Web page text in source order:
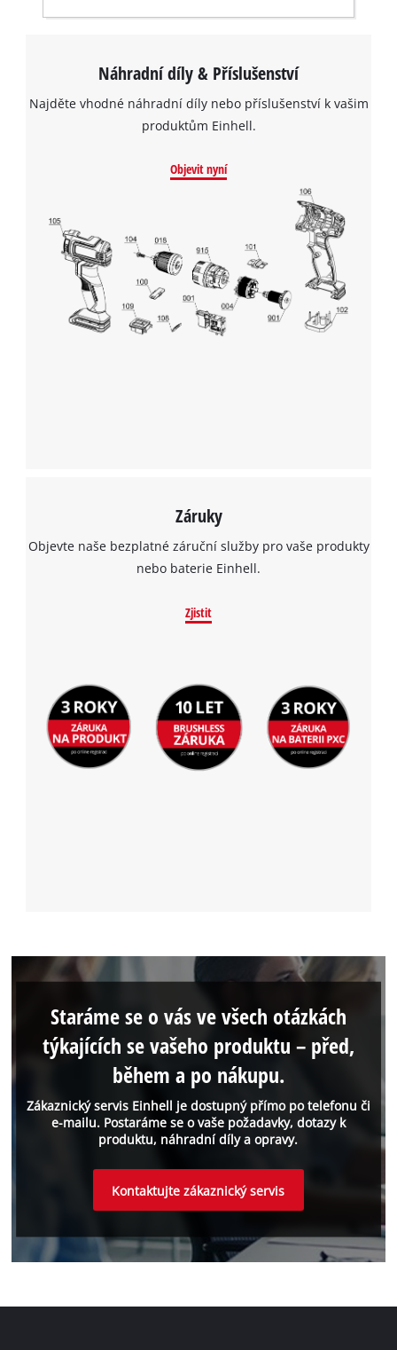
Náhradní díly & Příslušenství
Najděte vhodné náhradní díly nebo příslušenství k vašim
produktům Einhell.
Objevit nyní
Záruky
Objevte naše bezplatné záruční služby pro vaše produkty
nebo baterie Einhell.
Zjistit
Zákaznický servis Einhell je dostupný přímo po telefonu či
e-mailu. Postaráme se o vaše požadavky, dotazy k
produktu, náhradní díly a opravy.
Staráme se o vás ve všech otázkách
týkajících se vašeho produktu – před,
během a po nákupu.
Kontaktujte zákaznický servis